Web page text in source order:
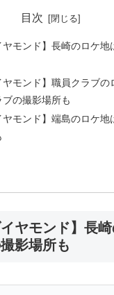
目次
ヤモンド】長崎のロケ
ヤモンド】職員クラブの
の撮影場所も
ヤモンド】端島のロケ
イヤモンド】長
影場所も